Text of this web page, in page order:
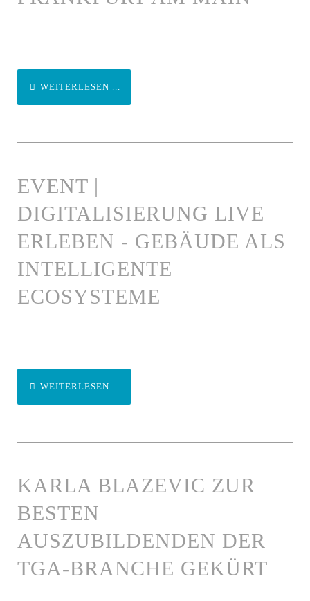
WEITERLESEN ...
EVENT |
DIGITALISIERUNG LIVE
ERLEBEN - GEBÄUDE ALS
INTELLIGENTE
ECOSYSTEME
WEITERLESEN ...
KARLA BLAZEVIC ZUR
BESTEN
AUSZUBILDENDEN DER
TGA-BRANCHE GEKÜRT